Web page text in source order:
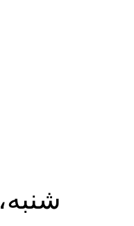
شنبه، ۱۷ مرداد ۱۴۰۵